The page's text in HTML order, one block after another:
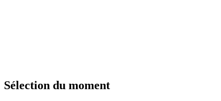
Sélection du moment